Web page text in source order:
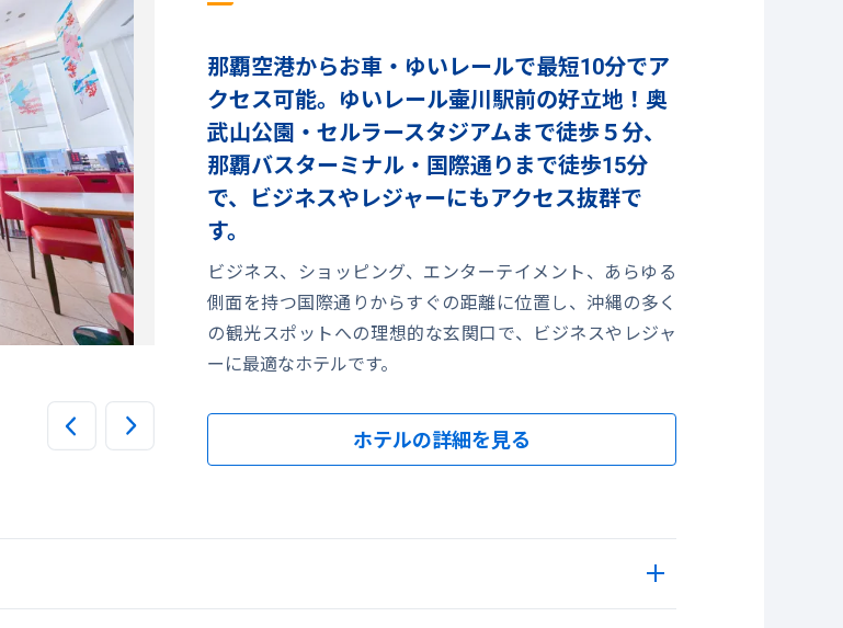
那覇空港からお車・ゆいレールで最短10分でア
クセス可能。ゆいレール壷川駅前の好立地！奥
武山公園・セルラースタジアムまで徒歩５分、
那覇バスターミナル・国際通りまで徒歩15分
で、ビジネスやレジャーにもアクセス抜群で
す。
ビジネス、ショッピング、エンターテイメント、あらゆる
側面を持つ国際通りからすぐの距離に位置し、沖縄の多く
の観光スポットへの理想的な玄関口で、ビジネスやレジャ
ーに最適なホテルです。
ホテルの詳細を見る
クラシックダブル